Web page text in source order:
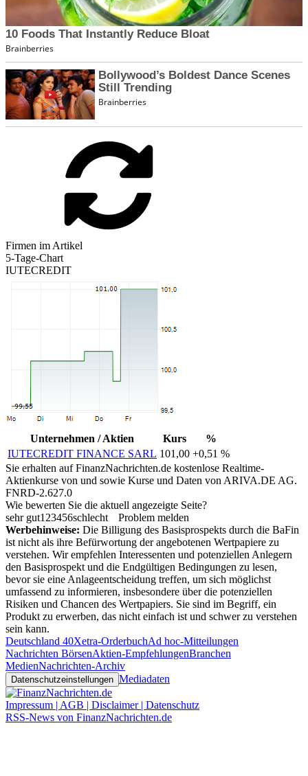
Firmen im Artikel
5-Tage-Chart
IUTECREDIT
Unternehmen / Aktien Kurs
%
IUTECREDIT FINANCE SARL 101,00 +0,51 %
Sie erhalten auf FinanzNachrichten.de kostenlose Realtime-
Aktienkurse von und sowie Kurse und Daten von ARIVA.DE AG.
FNRD-2.627.0
Wie bewerten Sie die aktuell angezeigte Seite?
sehr gut1 23456schlecht
Problem melden
Werbehinweise: Die Billigung des Basisprospekts durch die BaFin
ist nicht als ihre Befürwortung der angebotenen Wertpapiere zu
verstehen. Wir empfehlen Interessenten und potenziellen Anlegern
den Basisprospekt und die Endgültigen Bedingungen zu lesen,
bevor sie eine Anlageentscheidung treffen, um sich möglichst
umfassend zu informieren, insbesondere über die potenziellen
Risiken und Chancen des Wertpapiers. Sie sind im Begriff, ein
Produkt zu erwerben, das nicht einfach ist und schwer zu verstehen
sein kann.
Deutschland 40Xetra-OrderbuchAd hoc-Mitteilungen
Nachrichten BörsenAktien-EmpfehlungenBranchen
MedienNachrichten-Archiv
Datenschutzeinstellungen Mediadaten
Impressum | AGB | Disclaimer | Datenschutz
RSS-News von FinanzNachrichten.de